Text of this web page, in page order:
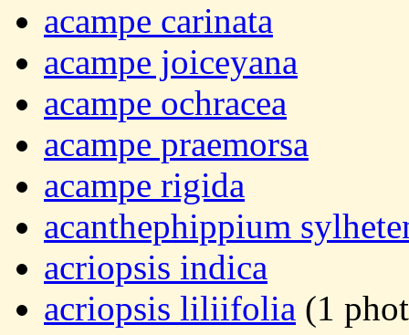
acampe carinata
acampe joiceyana
acampe ochracea
acampe praemorsa
acampe rigida
acanthephippium
acriopsis indica
acriopsis liliifolia (1